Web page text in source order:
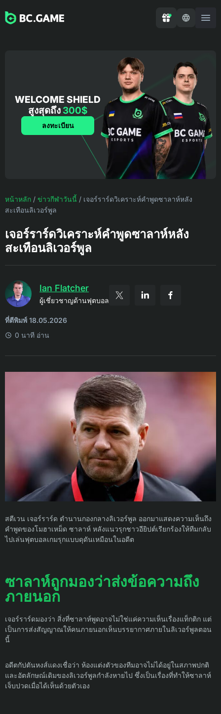
WELCOME SHIELD
สูงสุดถึง 300$
ลงทะเบียน
หน้าหลัก / ข่าวกีฬาวันนี้ / เจอร์ราร์ดวิเคราะห์คำพูดซาลาห์หลัง
สะเทือนลิเวอร์พูล
เจอร์ราร์ดวิเคราะห์คำพูดซาลาห์หลัง
สะเทือนลิเวอร์พูล
Ian Flatcher
ผู้เชี่ยวชาญด้านฟุตบอล
ที่ตีพิมพ์ 18.05.2026
0 นาที อ่าน
สตีเวน เจอร์ราร์ด ตำนานกองกลางลิเวอร์พูล ออกมาแสดงความเห็นถึง
คำพูดของโมฮาเหม็ด ซาลาห์ หลังแนวรุกชาวอียิปต์เรียกร้องให้ทีมกลับ
ไปเล่นฟุตบอลเกมรุกแบบดุดันเหมือนในอดีต
ซาลาห์ถูกมองว่าส่งข้อความถึง
ภายนอก
เจอร์ราร์ดมองว่า สิ่งที่ซาลาห์พูดอาจไม่ใช่แค่ความเห็นเรื่องแท็กติก แต่
เป็นการส่งสัญญาณให้คนภายนอกเห็นบรรยากาศภายในลิเวอร์พูลตอน
นี้
อดีตกัปตันหงส์แดงเชื่อว่า ห้องแต่งตัวของทีมอาจไม่ได้อยู่ในสภาพปกติ
และอัตลักษณ์เดิมของลิเวอร์พูลกำลังหายไป ซึ่งเป็นเรื่องที่ทำให้ซาลาห์
เจ็บปวดเมื่อได้เห็นด้วยตัวเอง